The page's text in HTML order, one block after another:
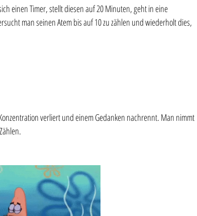
einen Timer, stellt diesen auf 20 Minuten, geht in eine
man seinen Atem bis auf 10 zu zählen und wiederholt dies,
verliert und einem Gedanken nachrennt. Man nimmt